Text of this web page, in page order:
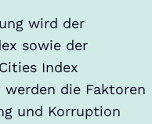
wird der
sowie der
Index
werden die Faktoren
und Korruption